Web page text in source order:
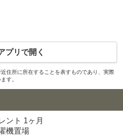
プリで開く
住所に所在することを表すものであり、実際
す。
ント 1ヶ月
機置場